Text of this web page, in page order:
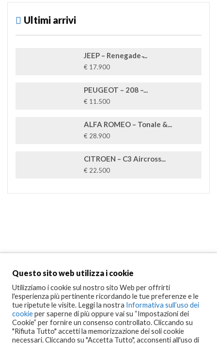
Ultimi arrivi
JEEP – Renegade ̵...
€ 17.900
PEUGEOT – 208 –...
€ 11.500
ALFA ROMEO – Tonale &...
€ 28.900
CITROEN – C3 Aircross...
€ 22.500
Marchi Popolari
Questo sito web utilizza i cookie
Utilizziamo i cookie sul nostro sito Web per offrirti
l'esperienza più pertinente ricordando le tue preferenze e le
tue ripetute le visite. Leggi la nostra Informativa sull’uso dei
cookieper saperne di più oppure vai su “Impostazioni dei
Cookie” per fornire un consenso controllato. Cliccando su
"Rifiuta Tutto" accetti la memorizzazione dei soli cookie
necessari. Cliccando su "Accetta Tutto", acconsenti all'uso di